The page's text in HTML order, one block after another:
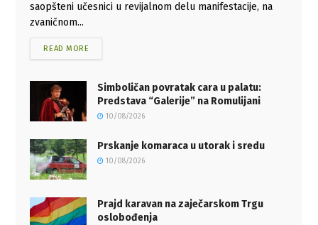
saopšteni učesnici u revijalnom delu manifestacije, na
zvaničnom...
READ MORE
Simboličan povratak cara u palatu:
Predstava “Galerije” na Romulijani
10/08/2026
Prskanje komaraca u utorak i sredu
10/08/2026
Prajd karavan na zaječarskom Trgu
oslobođenja